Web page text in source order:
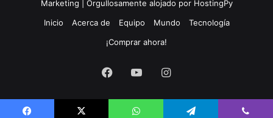
Marketing | Orgullosamente alojado por HostingPy
Inicio
Acerca de Equipo Mundo
Tecnología
¡Comprar ahora!
Facebook
YouTubeInstagram